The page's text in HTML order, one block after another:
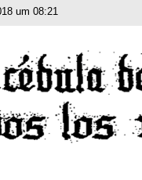
um 08:21